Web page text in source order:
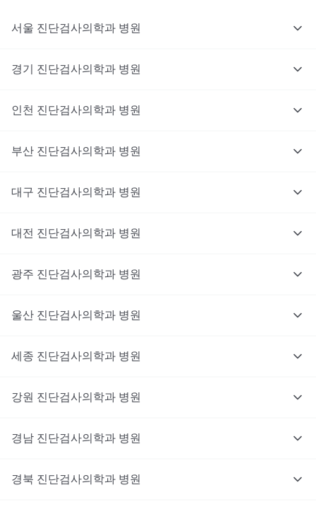
서울 진단검사의학과 병원
경기 진단검사의학과 병원
인천 진단검사의학과 병원
부산 진단검사의학과 병원
대구 진단검사의학과 병원
대전 진단검사의학과 병원
광주 진단검사의학과 병원
울산 진단검사의학과 병원
세종 진단검사의학과 병원
강원 진단검사의학과 병원
경남 진단검사의학과 병원
경북 진단검사의학과 병원